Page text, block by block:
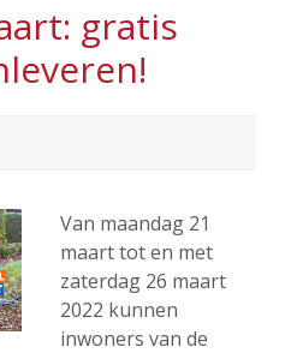
gratis
Van maandag 21
maart tot en met
zaterdag 26 maart
2022 kunnen
inwoners van de